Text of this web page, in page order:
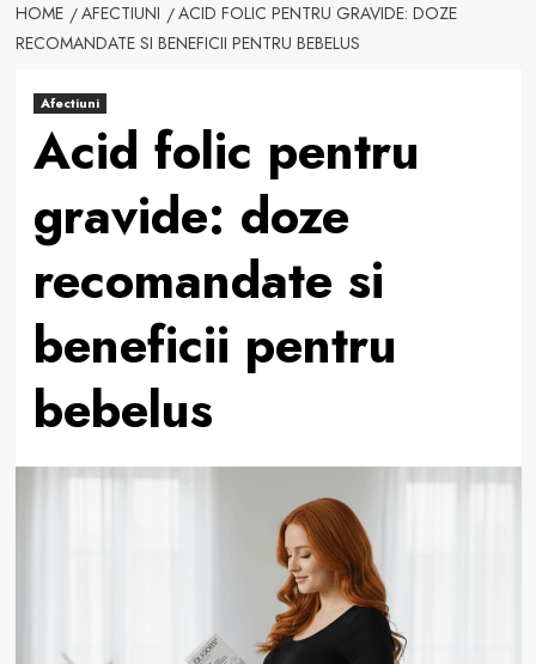
HOME AFECTIUNI
ACID FOLIC PENTRU GRAVIDE: DOZE
RECOMANDATE SI BENEFICII PENTRU BEBELUS
Afectiuni
Acid folic pentru
gravide: doze
recomandate si
beneficii pentru
bebelus